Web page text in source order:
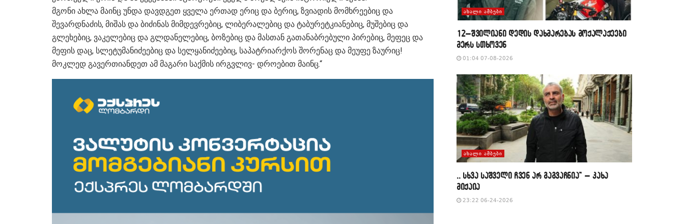
მგონი ახლა მაინც უნდა დავდგეთ ყველა ერთად ერიც და ბერიც, ზვიადის მომხრეებიც და
შევარდნაძის, მიშას და ბიძინას მიმდევრებიც, ლიბერალებიც და ტაბურეტკიანებიც, მუშებიც და
გლეხებიც, ვაკელებიც და გლდანელებიც, ბოზებიც და მასთან გათანაბრებული პირებიც, მეფეც და
მეფის დაც, სლეტუმანიძეებიც და სელყანიძეებიც, საპატრიარქოს შორენაც და მეუფე ზაურიც!
მოკლედ გავერთიანდეთ ამ მაგარი საქმის ირგვლივ- დროებით მაინც.“
ᲐᲮᲐᲚᲘ ᲐᲛᲑᲔᲑᲘ
12–შვილიანი დედის დახმარებას მოქალაქეები
მერს სთხოვენ
01:04 07-08-2026
ᲐᲮᲐᲚᲘ ᲐᲛᲑᲔᲑᲘ
,, სხვა საშველი ჩვენ არ გაგვაჩნია” – კახა
მიქაია
23:22 06-24-2026